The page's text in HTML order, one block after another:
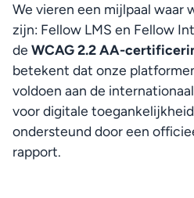
We vieren een mijlpaal
zijn: Fellow LMS en Fellow
de WCAG 2.2 AA-
betekent dat onze
voldoen aan de
voor digitale
ondersteund door een
rapport.